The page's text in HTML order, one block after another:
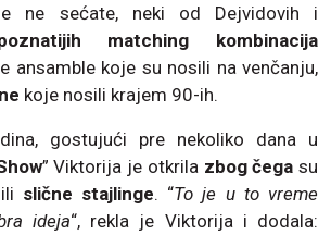
ne sećate, neki od Dejvidovih i
matching kombinacija
ansamble koje su nosili na venčanju,
koje nosili krajem 90-ih.
gostujući pre nekoliko dana u
” Viktorija je otkrila zbog čega su
slične stajlinge. “To je u to vreme
ideja“, rekla je Viktorija i dodala: